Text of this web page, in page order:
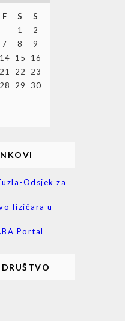
F S S
1
2
7 8
9
14 15
16
21 22
23
28 29
30